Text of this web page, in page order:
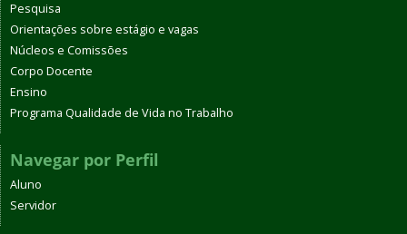
Pesquisa
Orientações sobre estágio e vagas
Núcleos e Comissões
Corpo Docente
Ensino
Programa Qualidade de Vida no Trabalho
Navegar por Perfil
Aluno
Servidor